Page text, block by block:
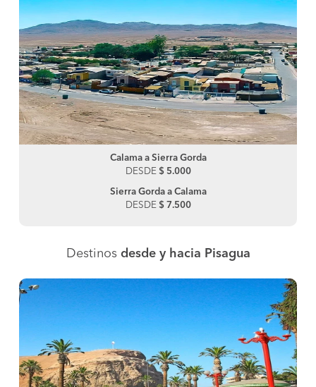
Calama a Sierra Gorda
DESDE $ 5.000
Sierra Gorda a Calama
DESDE $ 7.500
Destinos desde y hacia Pisagua